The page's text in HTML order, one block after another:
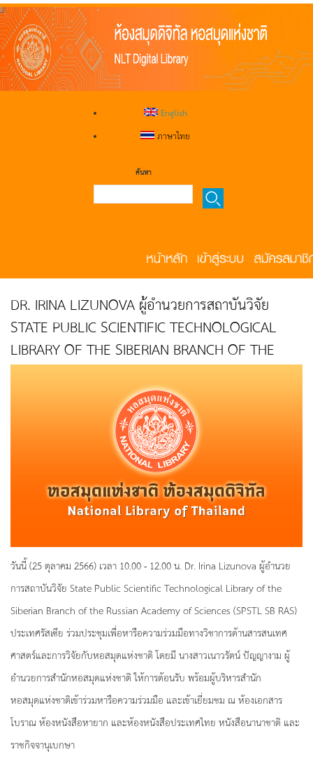
English
ภาษาไทย
ค้นหา
DR. IRINA LIZUNOVA ผู้อำนวยการสถาบันวิจัย
STATE PUBLIC SCIENTIFIC TECHNOLOGICAL
LIBRARY OF THE SIBERIAN BRANCH OF THE
RUSSIAN ACADEMY OF SCIENCES (SPSTL SB
RAS) ประเทศรัสเซีย ร่วมประชุมเพื่อหารือความร่วม
มือทางวิชาการกับหอสมุดแห่งชาติ
วันนี้ (25 ตุลาคม 2566) เวลา 10.00 - 12.00 น. Dr. Irina Lizunova ผู้อำนวย
การสถาบันวิจัย State Public Scientific Technological Library of the
Siberian Branch of the Russian Academy of Sciences (SPSTL SB RAS)
ประเทศรัสเซีย ร่วมประชุมเพื่อหารือความร่วมมือทางวิชาการด้านสารสนเทศ
ศาสตร์และการวิจัยกับหอสมุดแห่งชาติ โดยมี นางสาวเนาวรัตน์ ปัญญางาม ผู้
อำนวยการสำนักหอสมุดแห่งชาติ ให้การต้อนรับ พร้อมผู้บริหารสำนัก
หอสมุดแห่งชาติเข้าร่วมหารือความร่วมมือ และเข้าเยี่ยมชม ณ ห้องเอกสาร
โบราณ ห้องหนังสือหายาก และห้องหนังสือประเทศไทย หนังสือนานาชาติ และ
ราชกิจจานุเบกษา